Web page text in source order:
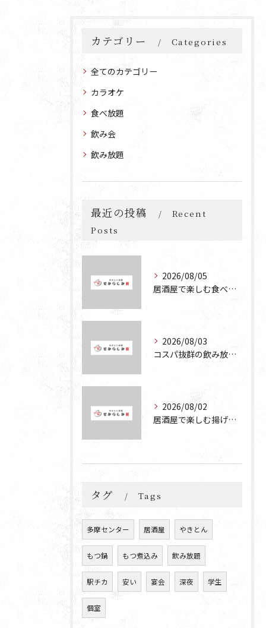
カテゴリー Categories
全てのカテゴリー
カラオケ
食べ放題
飲み会
飲み放題
最近の投稿
Recent
Posts
2026/08/05
居酒屋で楽しむ食べ放題と飲み放題の魅力を深掘りする方法
2026/08/03
コスパ抜群の飲み放題が楽しめる居酒屋の魅力と食べ放題お好み焼きの楽しみ方
2026/08/02
居酒屋で楽しむ揚げたこやきと飲み放題の魅力を徹底解説
タグ Tags
多摩センター 居酒屋 やきとん
もつ鍋 もつ煮込み 飲み放題
駅チカ 安い 宴会 深夜 学生
個室